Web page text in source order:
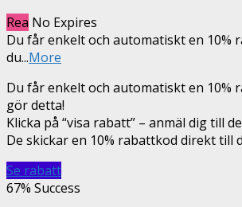
Rea No Expires
Du får enkelt och automatiskt en 10%
du...More
Du får enkelt och automatiskt en 10%
gör detta!
Klicka på “visa rabatt” – anmäl dig till
De skickar en 10% rabattkod direkt till
Se rabatt
67% Success